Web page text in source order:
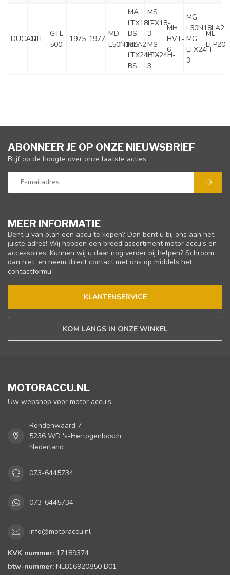
DUCATIGTL
GTL
500
1975 1977
MD
L50N18LA2
MA
LTX18L-
BS;
MA
LTX24HL-
BS
MS
LTX18-
3;
MS
LTX24H-
3
MH
HVT-
6
MG
L50N18LA2;
MG
LTX24H-
3
ML
LFP20
MEER INFORMATIE
Bent u van plan een accu te kopen? Dan bent u bij ons aan het
juiste adres! Wij hebben een breed assortiment motor accu's en
accessoires. Kunnen wij u daar nog verder bij helpen? Schroom
dan niet, en neem direct contact met ons op middels het
contactformu
KLANTENSERVICE
KOM LANGS IN ONZE WINKEL
ABONNEER JE OP ONZE NIEUWSBRIEF
Blijf op de hoogte over onze laatste acties
MOTORACCU.NL
Uw webshop voor motor accu's
Rondenwaard 7
5236 WD 's-Hertogenbosch
Nederland
073-6445734
073-6445734
info@motoraccu.nl
KVK nummer: 17189374
btw-nummer: NL816920850 B01